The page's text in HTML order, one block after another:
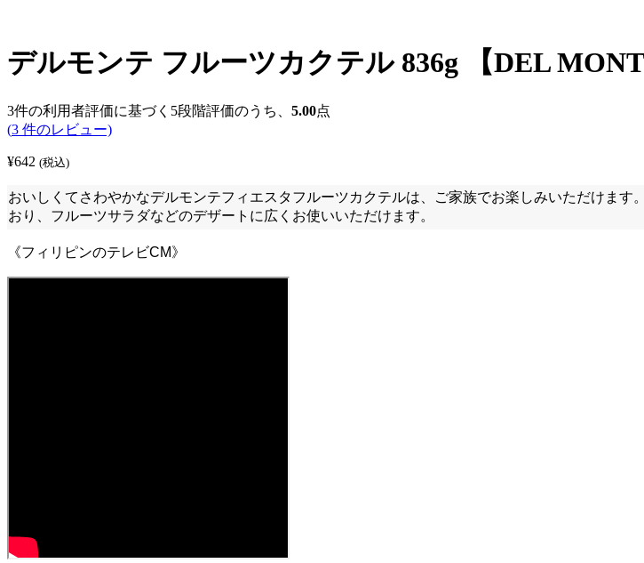
デルモンテ フルーツカクテル 836g 【DEL
3件の利用者評価に基づく5段階評価のうち、 5.00点
(3 件のレビュー)
¥642 (税込)
おいしくてさわやかなデルモンテフィエスタフルーツカクテルは、ご家族でお楽しみいただけま
おり、フルーツサラダなどのデザートに広くお使いいただけます。
《フィリピンのテレビCM》